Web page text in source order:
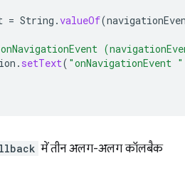
= String .valueOf(
. setText( "onNavigationEvent "
में तीन अलग-अलग कॉलबैक